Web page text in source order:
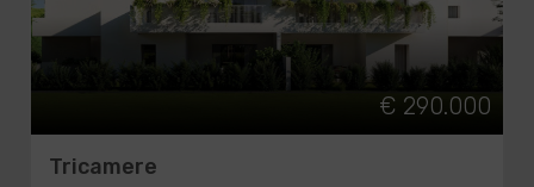
€ 290.000
Tricamere